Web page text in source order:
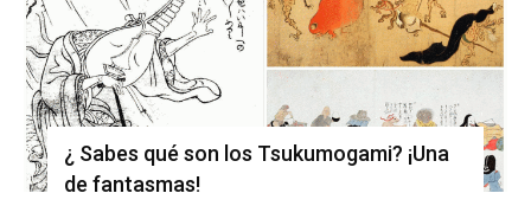
¿ Sabes qué son los Tsukumogami? ¡Una
de fantasmas!